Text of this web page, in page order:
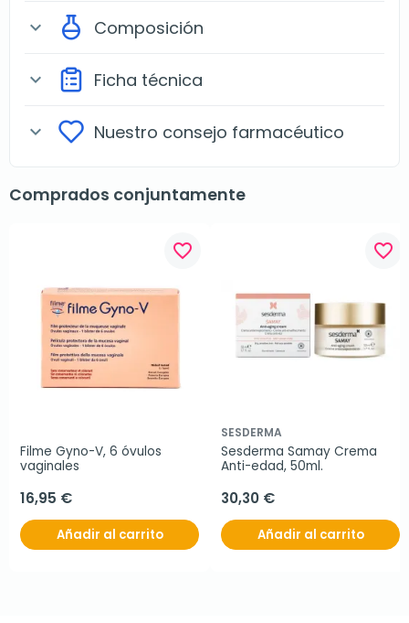
expand_more Composición
expand_more Ficha técnica
expand_more Nuestro consejo farmacéutico
Comprados conjuntamente
favorite_border
Filme Gyno-V, 6 óvulos
vaginales
16,95 €
Añadir al carrito
favorite_border
SESDERMA
Sesderma Samay Crema
Anti-edad, 50ml.
30,30 €
Añadir al carrito